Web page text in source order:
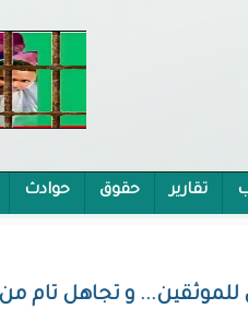
تقارير حقوق حوادث
للموثقين... و تجاهل تام